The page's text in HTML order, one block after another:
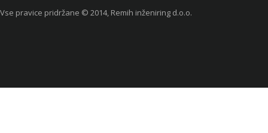
Vse pravice pridržane © 2014, Remih inženiring d.o.o.